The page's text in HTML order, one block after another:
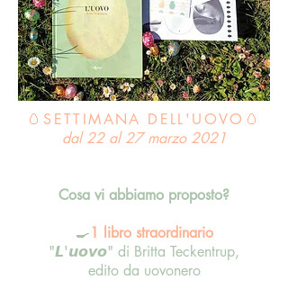
🥚SETTIMANA DELL'UOVO🥚
dal 22 al 27 marzo 2021
Cosa vi abbiamo proposto?
🍳1 libro straordinario
"𝙇'𝙪𝙤𝙫𝙤" di Britta Teckentrup,
edito da uovonero